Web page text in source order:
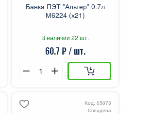
Банка ПЭТ *Альтер* 0.7л
М6224 (х21)
В наличии 22 шт.
60.7 ₽ / шт.
Код: 05073
Спеццена